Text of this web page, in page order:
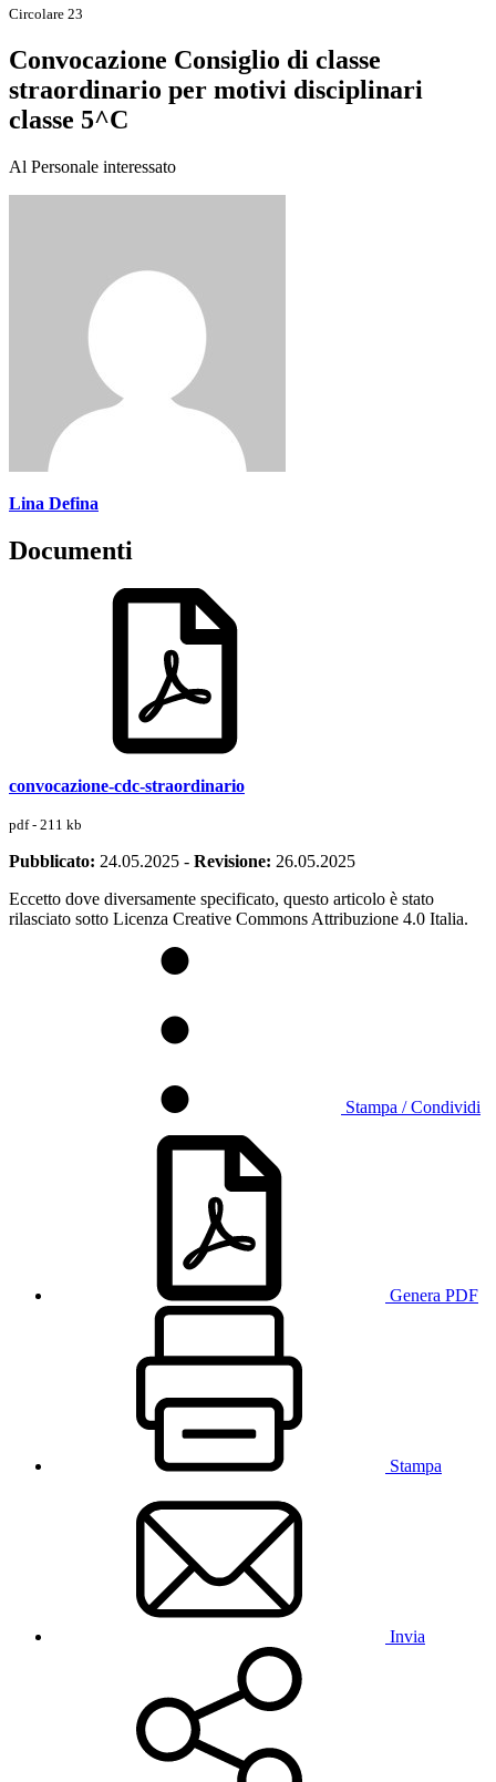
Circolare 23
Convocazione Consiglio di classe
straordinario per motivi disciplinari
classe 5^C
Al Personale interessato
Lina Defina
Documenti
convocazione-cdc-straordinario
pdf - 211 kb
Pubblicato: 24.05.2025 - Revisione: 26.05.2025
Eccetto dove diversamente specificato, questo articolo è stato
rilasciato sotto Licenza Creative Commons Attribuzione 4.0 Italia.
Stampa / Condividi
Genera PDF
Stampa
Invia